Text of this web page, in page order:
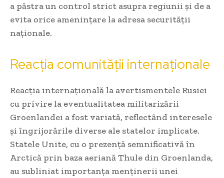
a păstra un control strict asupra regiunii și de a
evita orice amenințare la adresa securității
naționale.
Reacția comunității internaționale
Reacția internațională la avertismentele Rusiei
cu privire la eventualitatea militarizării
Groenlandei a fost variată, reflectând interesele
și îngrijorările diverse ale statelor implicate.
Statele Unite, cu o prezență semnificativă în
Arctică prin baza aeriană Thule din Groenlanda,
au subliniat importanța menținerii unei